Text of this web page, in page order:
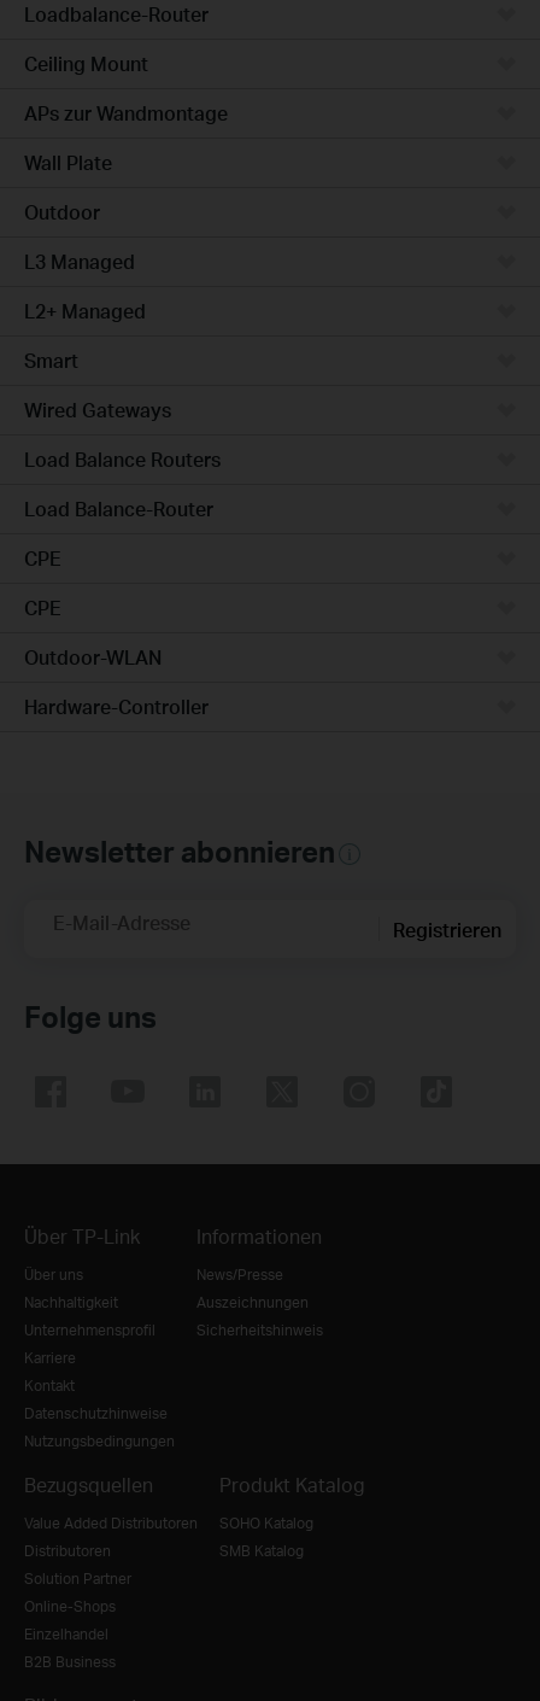
Loadbalance-Router
Ceiling Mount
APs zur Wandmontage
Wall Plate
Outdoor
L3 Managed
L2+ Managed
Smart
Wired Gateways
Load Balance Routers
Load Balance-Router
CPE
CPE
Outdoor-WLAN
Hardware-Controller
Newsletter abonnieren
E-Mail-Adresse Registrieren
Folge uns
Über TP-Link
Über uns
Nachhaltigkeit
Unternehmensprofil
Karriere
Kontakt
Datenschutzhinweise
Nutzungsbedingungen
Informationen
News/Presse
Auszeichnungen
Sicherheitshinweis
Bezugsquellen
Value Added Distributoren
Distributoren
Solution Partner
Online-Shops
Einzelhandel
B2B Business
Produkt Katalog
SOHO Katalog
SMB Katalog